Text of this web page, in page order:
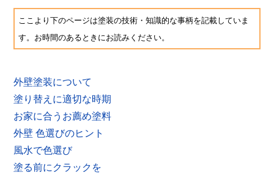
ここより下のページは塗装の技術・知識的な事柄を記載していま
す。お時間のあるときにお読みください。
外壁塗装について
塗り替えに適切な時期
お家に合うお薦め塗料
外壁 色選びのヒント
風水で色選び
塗る前にクラックを